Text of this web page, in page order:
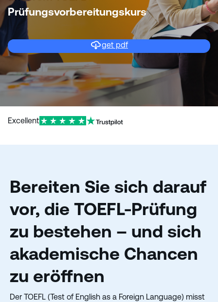
n Prüfungsvorbereitungskurs
get pdf
Excellent
Bereiten Sie sich darauf
vor, die TOEFL-Prüfung
zu bestehen – und sich
akademische Chancen
zu eröffnen
Der TOEFL (Test of English as a Foreign Language) misst